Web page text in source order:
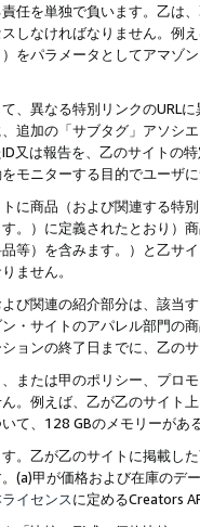
任を単独で負います。乙は
しなければなりません。例
をパラメータとしてアマゾ
、異なる特別リンクのURL
追加の「サブタグ」アソシ
又は報告を、乙のサイトの
モニターする目的でユーザ
に商品（および関連する特
。）に定義されたとおり
等）を含みます。）と乙サ
ません。
び関連の紹介部分は、該当
・サイトのアパレル部門の
ョンの終了日までに、乙の
または甲のポリシー、プロ
。例えば、乙が乙のサイト
て、128 GBのメモリーがあ
。乙が乙のサイトに掲載し
(a)甲が価格および在庫の
イセンスに定めるCreators